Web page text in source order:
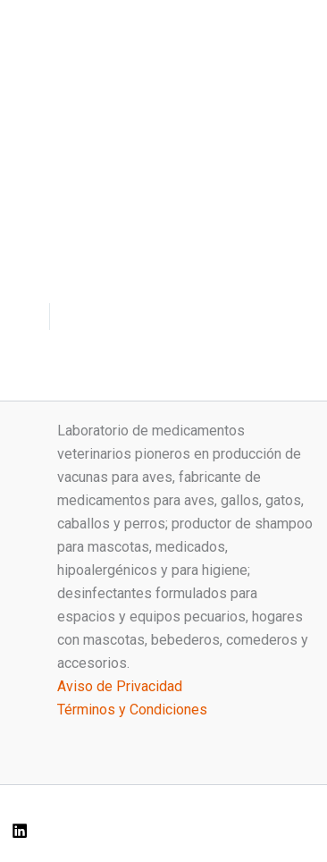
Laboratorio de medicamentos
veterinarios pioneros en producción de
vacunas para aves, fabricante de
medicamentos para aves, gallos, gatos,
caballos y perros; productor de shampoo
para mascotas, medicados,
hipoalergénicos y para higiene;
desinfectantes formulados para
espacios y equipos pecuarios, hogares
con mascotas, bebederos, comederos y
accesorios.
Aviso de Privacidad
Términos y Condiciones